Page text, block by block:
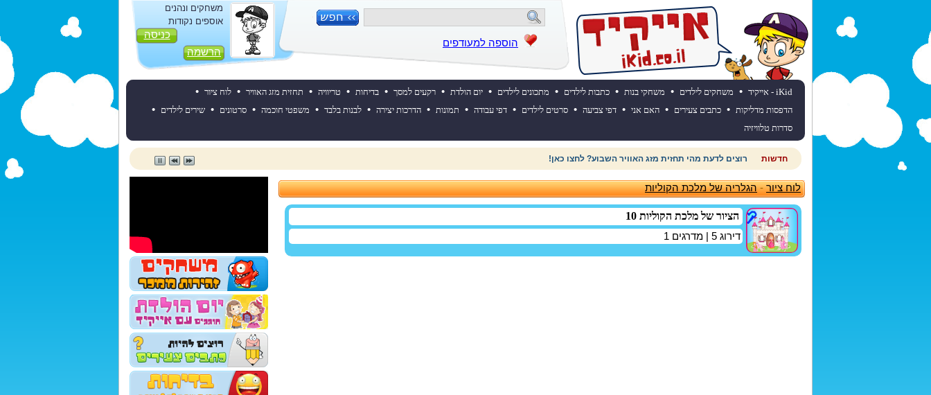
הוספה למעודפים
משחקים ונהנים
אוספים נקודות
כניסה
הרשמה
iKid - אייקיד • משחקים לילדים • משחקי בנות • כתבות לילדים • מתכונים לילדים • יום הולדת • רקעים למסך • בדיחות • טריוויה • תחזית מזג האוויר • לוח ציור •
הדפסות מדליקות • כתבים צעירים • האם אני • דפי צביעה • סרטים לילדים • דפי עבודה • תמונות • הדרכות יצירה • לבנות בלבד • משפטי חוכמה • סרטונים • שירים לילדים •
סדרות טלוויזיה
חדשות רוצים לדעת מהי תחזית מזג האוויר השבוע? לחצו כאן!
לוח ציור-הגלריה של מלכת הקוליות
הציור של מלכת הקוליות 10
דירוג 5 | מדרגים 1